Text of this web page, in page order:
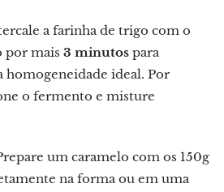
a farinha de trigo com o
por mais 3 minutos para
homogeneidade ideal. Por
o fermento e misture
um caramelo com os 150g
na forma ou em uma